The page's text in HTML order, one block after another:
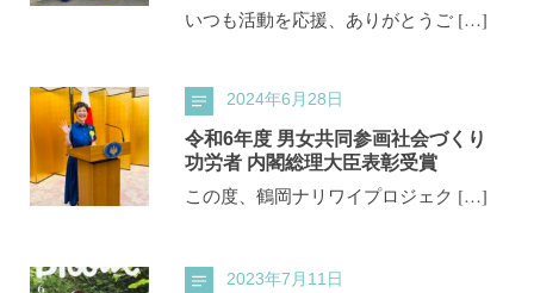
いつも活動を応援、ありがとうご […]
2024年6月28日
令和6年度 男女共同参画社会づくり
功労者 内閣総理大臣表彰受賞
この度、鶴岡ナリワイプロジェク […]
2023年7月11日